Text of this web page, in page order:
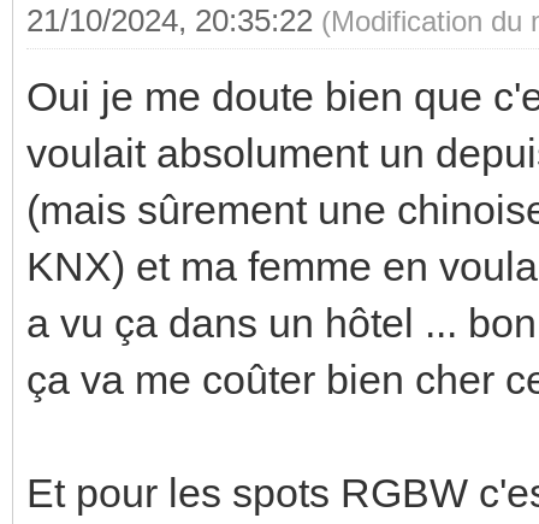
21/10/2024, 20:35:22 (Modification du
Oui je me doute bien que
voulait absolument un
(mais sûrement une
KNX) et ma femme en
a vu ça dans un hôtel ...
ça va me coûter bien cher
Et pour les spots RGBW